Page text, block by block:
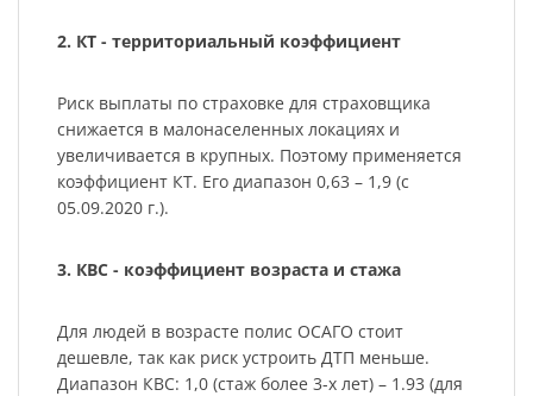
2. КТ - территориальный коэффициент
Риск выплаты по страховке для страховщика
снижается в малонаселенных локациях и
увеличивается в крупных. Поэтому применяется
коэффициент КТ. Его диапазон 0,63 – 1,9 (с
05.09.2020 г.).
3. КВС - коэффициент возраста и стажа
Для людей в возрасте полис ОСАГО стоит
дешевле, так как риск устроить ДТП меньше.
Диапазон КВС: 1,0 (стаж более 3-х лет) – 1.93 (для